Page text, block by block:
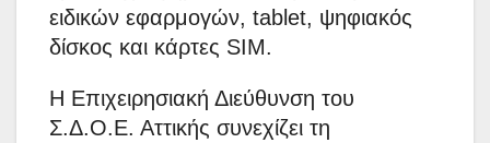
ειδικών εφαρμογών, tablet, ψηφιακός
δίσκος και κάρτες SIM.
Η Επιχειρησιακή Διεύθυνση του
Σ.Δ.Ο.Ε. Αττικής συνεχίζει τη